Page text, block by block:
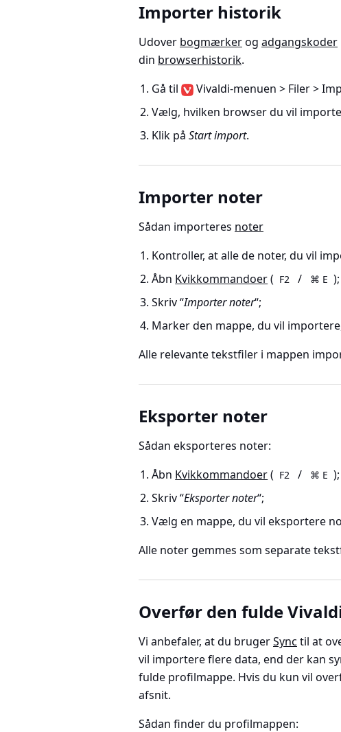
Importer historik
Udover bogmærkerog adgangskoder
din browserhistorik.
Gå til
Vivaldi-menuen > Filer >
Vælg, hvilken browser du vil
Klik påStart import.
Importer noter
Sådan importeres noter
Kontroller, at alle de noter, du vil
Åbn Kvikkommandoer( F2 / ⌘ E );
Skriv “Importer noter“;
Marker den mappe, du vil
Alle relevante tekstfiler i mappen
Eksporter noter
Sådan eksporteres noter:
Åbn Kvikkommandoer( F2 / ⌘ E );
Skriv “Eksporter noter“;
Vælg en mappe, du vil eksportere
Alle noter gemmes som separate
Overfør den fulde
Vi anbefaler, at du brugerSync til at
vil importere flere data, end der kan
fulde profilmappe. Hvis du kun vil
afsnit.
Sådan finder du profilmappen: